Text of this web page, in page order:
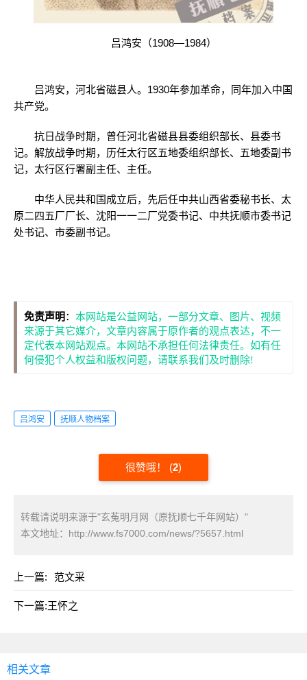
吕鸿安（1908—1984）
吕鸿安，河北省磁县人。1930年参加革命，同年加入中国
共产党。
抗日战争时期，曾任河北省磁县县委组织部长、县委书
记。解放战争时期，历任太行区五地委组织部长、五地委副书
记，太行区行署副主任、主任。
中华人民共和国成立后，先后任中共山西省委秘书长、太
原二四五厂厂长、沈阳一一二厂党委书记、中共抚顺市委书记
处书记、市委副书记。
免责声明 ： 本网站是公益网站，一部分文章、图片、视频
来源于其它媒介，文章内容属于原作者的观点表达，不一
定代表本网站观点。本网站不承担任何法律责任。如有任
何侵犯个人权益和版权问题，请联系我们及时删除!
吕鸿安 抚顺人物档案
很赞哦！ (2)
转载请说明来源于"玄菟明月网（原抚顺七千年网站）"
本文地址： http://www.fs7000.com/news/?5657.html
上一篇: 范文采
下一篇:王怀之
相关文章